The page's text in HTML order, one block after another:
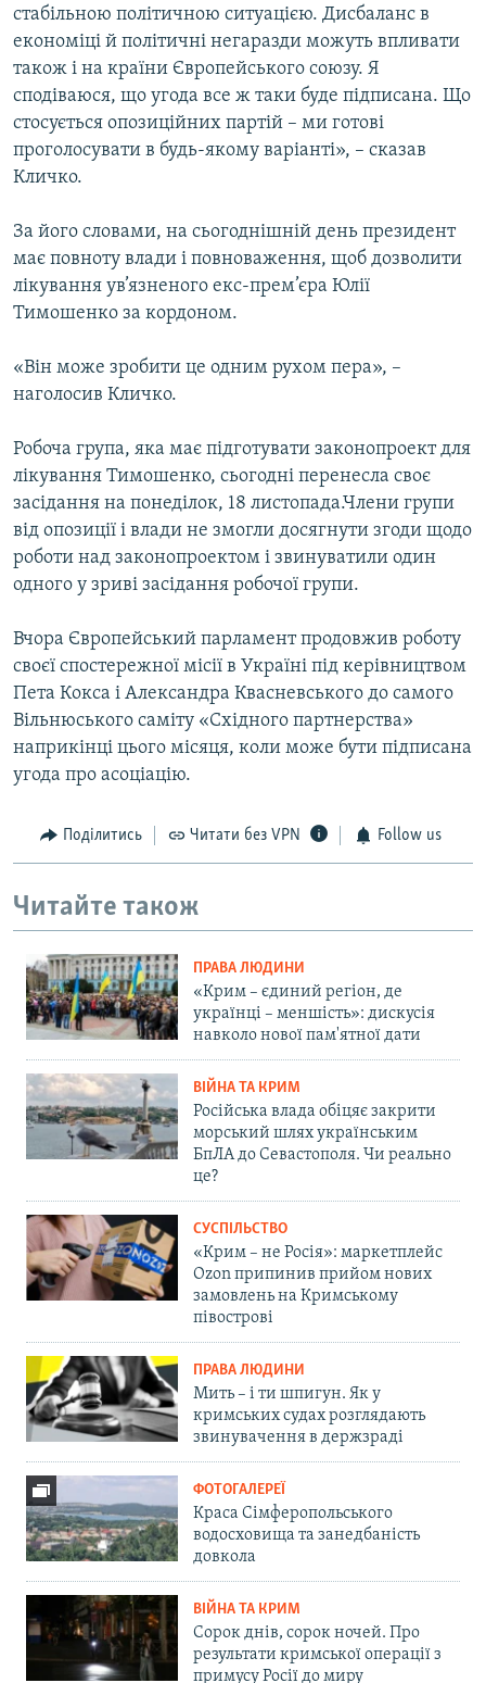
стабільною політичною ситуацією. Дисбаланс в
економіці й політичні негаразди можуть впливати
також і на країни Європейського союзу. Я
сподіваюся, що угода все ж таки буде підписана. Що
стосується опозиційних партій – ми готові
проголосувати в будь-якому варіанті», – сказав
Кличко.
За його словами, на сьогоднішній день президент
має повноту влади і повноваження, щоб дозволити
лікування ув’язненого екс-прем’єра Юлії
Тимошенко за кордоном.
«Він може зробити це одним рухом пера», –
наголосив Кличко.
Робоча група, яка має підготувати законопроект для
лікування Тимошенко, сьогодні перенесла своє
засідання на понеділок, 18 листопада.Члени групи
від опозиції і влади не змогли досягнути згоди щодо
роботи над законопроектом і звинуватили один
одного у зриві засідання робочої групи.
Вчора Європейський парламент продовжив роботу
своєї спостережної місії в Україні під керівництвом
Пета Кокса і Александра Квасневського до самого
Вільнюського саміту «Східного партнерства»
наприкінці цього місяця, коли може бути підписана
угода про асоціацію.
Поділитись Читати без VPN Follow us
Читайте також
ПРАВА ЛЮДИНИ
«Крим – єдиний регіон, де
українці – меншість»: дискусія
навколо нової пам'ятної дати
ВІЙНА ТА КРИМ
Російська влада обіцяє закрити
морський шлях українським
БпЛА до Севастополя. Чи реально
це?
СУСПІЛЬСТВО
«Крим – не Росія»: маркетплейс
Ozon припинив прийом нових
замовлень на Кримському
півострові
ПРАВА ЛЮДИНИ
Мить – і ти шпигун. Як у
кримських судах розглядають
звинувачення в держзраді
ФОТОГАЛЕРЕЇ
Краса Сімферопольського
водосховища та занедбаність
довкола
ВІЙНА ТА КРИМ
Сорок днів, сорок ночей. Про
результати кримської операції з
примусу Росії до миру